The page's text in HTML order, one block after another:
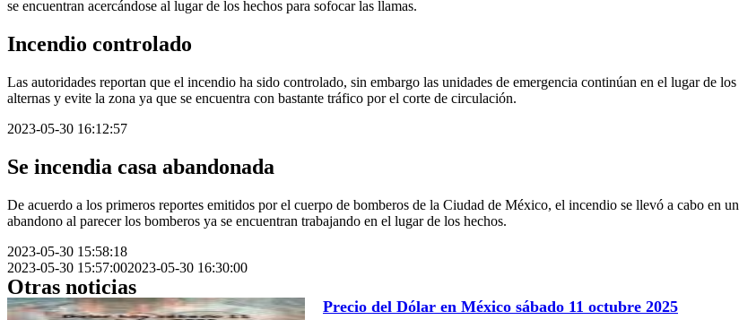
se encuentran acercándose al lugar de los hechos para sofocar las llamas.
Incendio controlado
Las autoridades reportan que el incendio ha sido controlado, sin embargo las unidades de emergencia continúan en el lugar de
alternas y evite la zona ya que se encuentra con bastante tráfico por el corte de circulación.
2023-05-30 16:12:57
Se incendia casa abandonada
De acuerdo a los primeros reportes emitidos por el cuerpo de bomberos de la Ciudad de México, el incendio se llevó a cabo en
abandono al parecer los bomberos ya se encuentran trabajando en el lugar de los hechos.
2023-05-30 15:58:18
2023-05-30 15:57:002023-05-30 16:30:00
Otras noticias
Precio del Dólar en México sábado 11 octubre 2025